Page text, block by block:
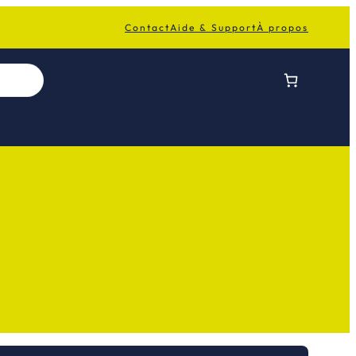
ContactAide & SupportÀ propos